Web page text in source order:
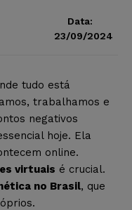
Data:
23/09/2024
tudo está
trabalhamos e
negativos
hoje. Ela
online.
virtuais é crucial.
no Brasil, que